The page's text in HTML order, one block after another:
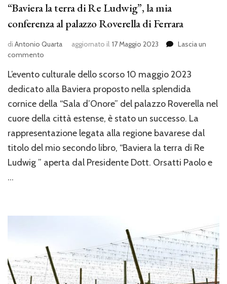
“Baviera la terra di Re Ludwig”, la mia
conferenza al palazzo Roverella di Ferrara
di Antonio Quarta aggiornato il 17 Maggio 2023
Lascia un
commento
la
terra
Re
Ludwig”,
la
conferenza
al
L’evento culturale dello scorso 10 maggio 2023
dedicato alla Baviera proposto nella splendida
cornice della “Sala d’Onore” del palazzo Roverella nel
cuore della città estense, è stato un successo. La
rappresentazione legata alla regione bavarese dal
titolo del mio secondo libro, “Baviera la terra di Re
Ludwig ” aperta dal Presidente Dott. Orsatti Paolo e
…